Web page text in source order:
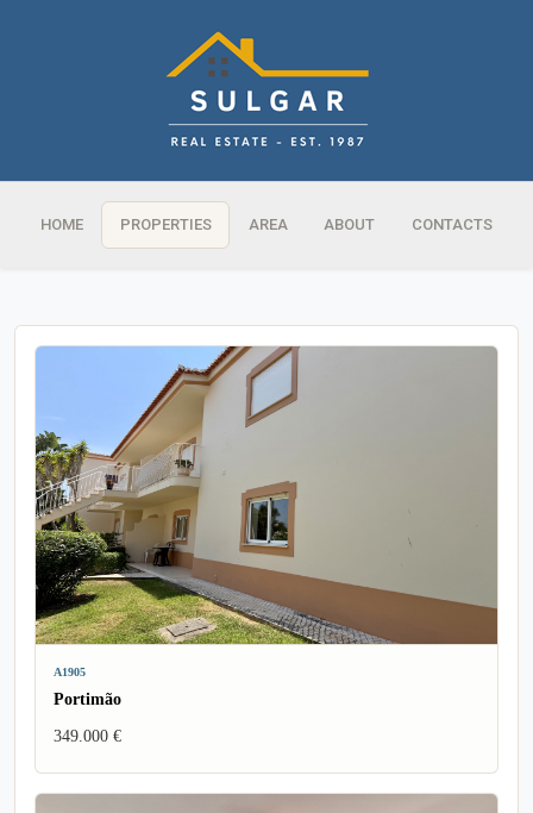
HOME PROPERTIES AREA ABOUT CONTACTS
A1905
Portimão
349.000 €